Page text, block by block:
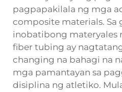
pagpapakilala ng mga
composite materials. Sa
inobatibong materyales
fiber tubing ay
changing na bahagi na
mga pamantayan sa
disiplina ng atletiko.